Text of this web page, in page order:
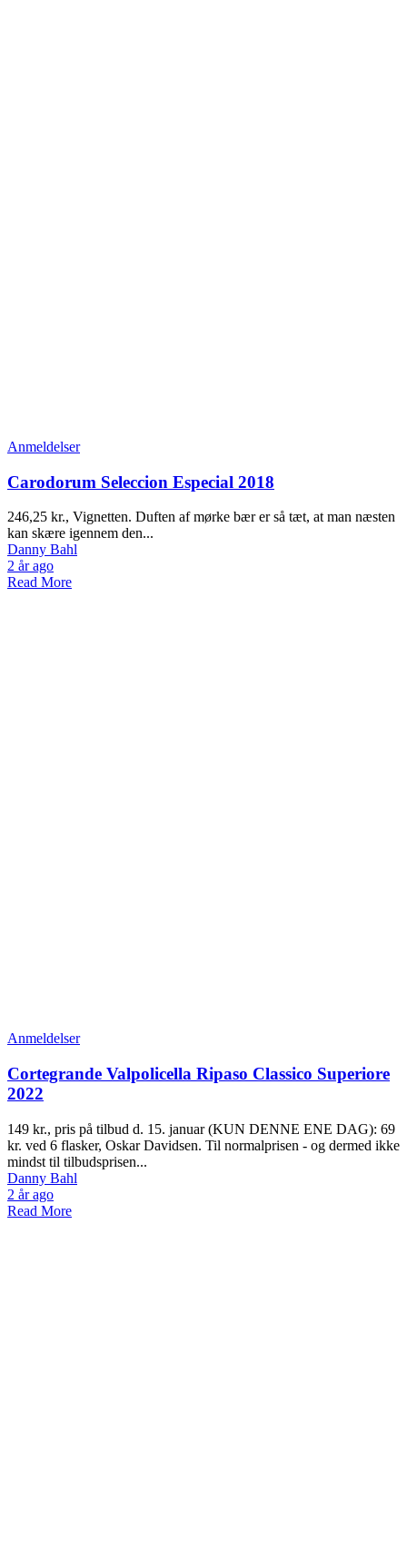
Anmeldelser
Carodorum Seleccion Especial 2018
246,25 kr., Vignetten. Duften af mørke bær er så tæt, at man næsten
kan skære igennem den...
Danny Bahl
2 år ago
Read More
Anmeldelser
Cortegrande Valpolicella Ripaso Classico Superiore
2022
149 kr., pris på tilbud d. 15. januar (KUN DENNE ENE DAG): 69
kr. ved 6 flasker, Oskar Davidsen. Til normalprisen - og dermed ikke
mindst til tilbudsprisen...
Danny Bahl
2 år ago
Read More